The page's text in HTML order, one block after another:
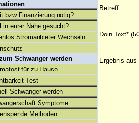
bzw Finanzierung nötig?
in eurer Nähe gesucht?
Stromanbieter Wechseln
Schwanger werden
für zu Hause
Test
Schwanger werden
Symptome
Methoden
Betreff:
Dein Text*
Ergebnis aus